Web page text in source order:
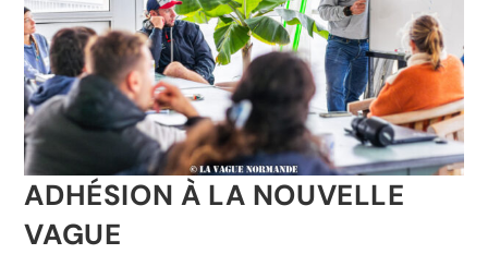
ADHÉSION À LA NOUVELLE
VAGUE